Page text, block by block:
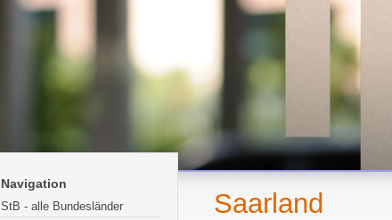
Navigation
StB - alle Bundesländer
Saarland